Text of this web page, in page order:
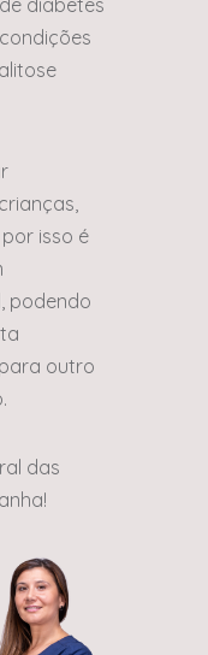
diabetes
isso é
podendo
outro
das